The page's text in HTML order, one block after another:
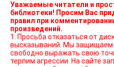
Уважаемые читатели и
библиотеки! Просим Вас
правил при
произведений.
1. Просьба отказаться от
высказываний. Мы защищаем право наших читателей
свободно выражать свою
терпим агрессии. На сайте